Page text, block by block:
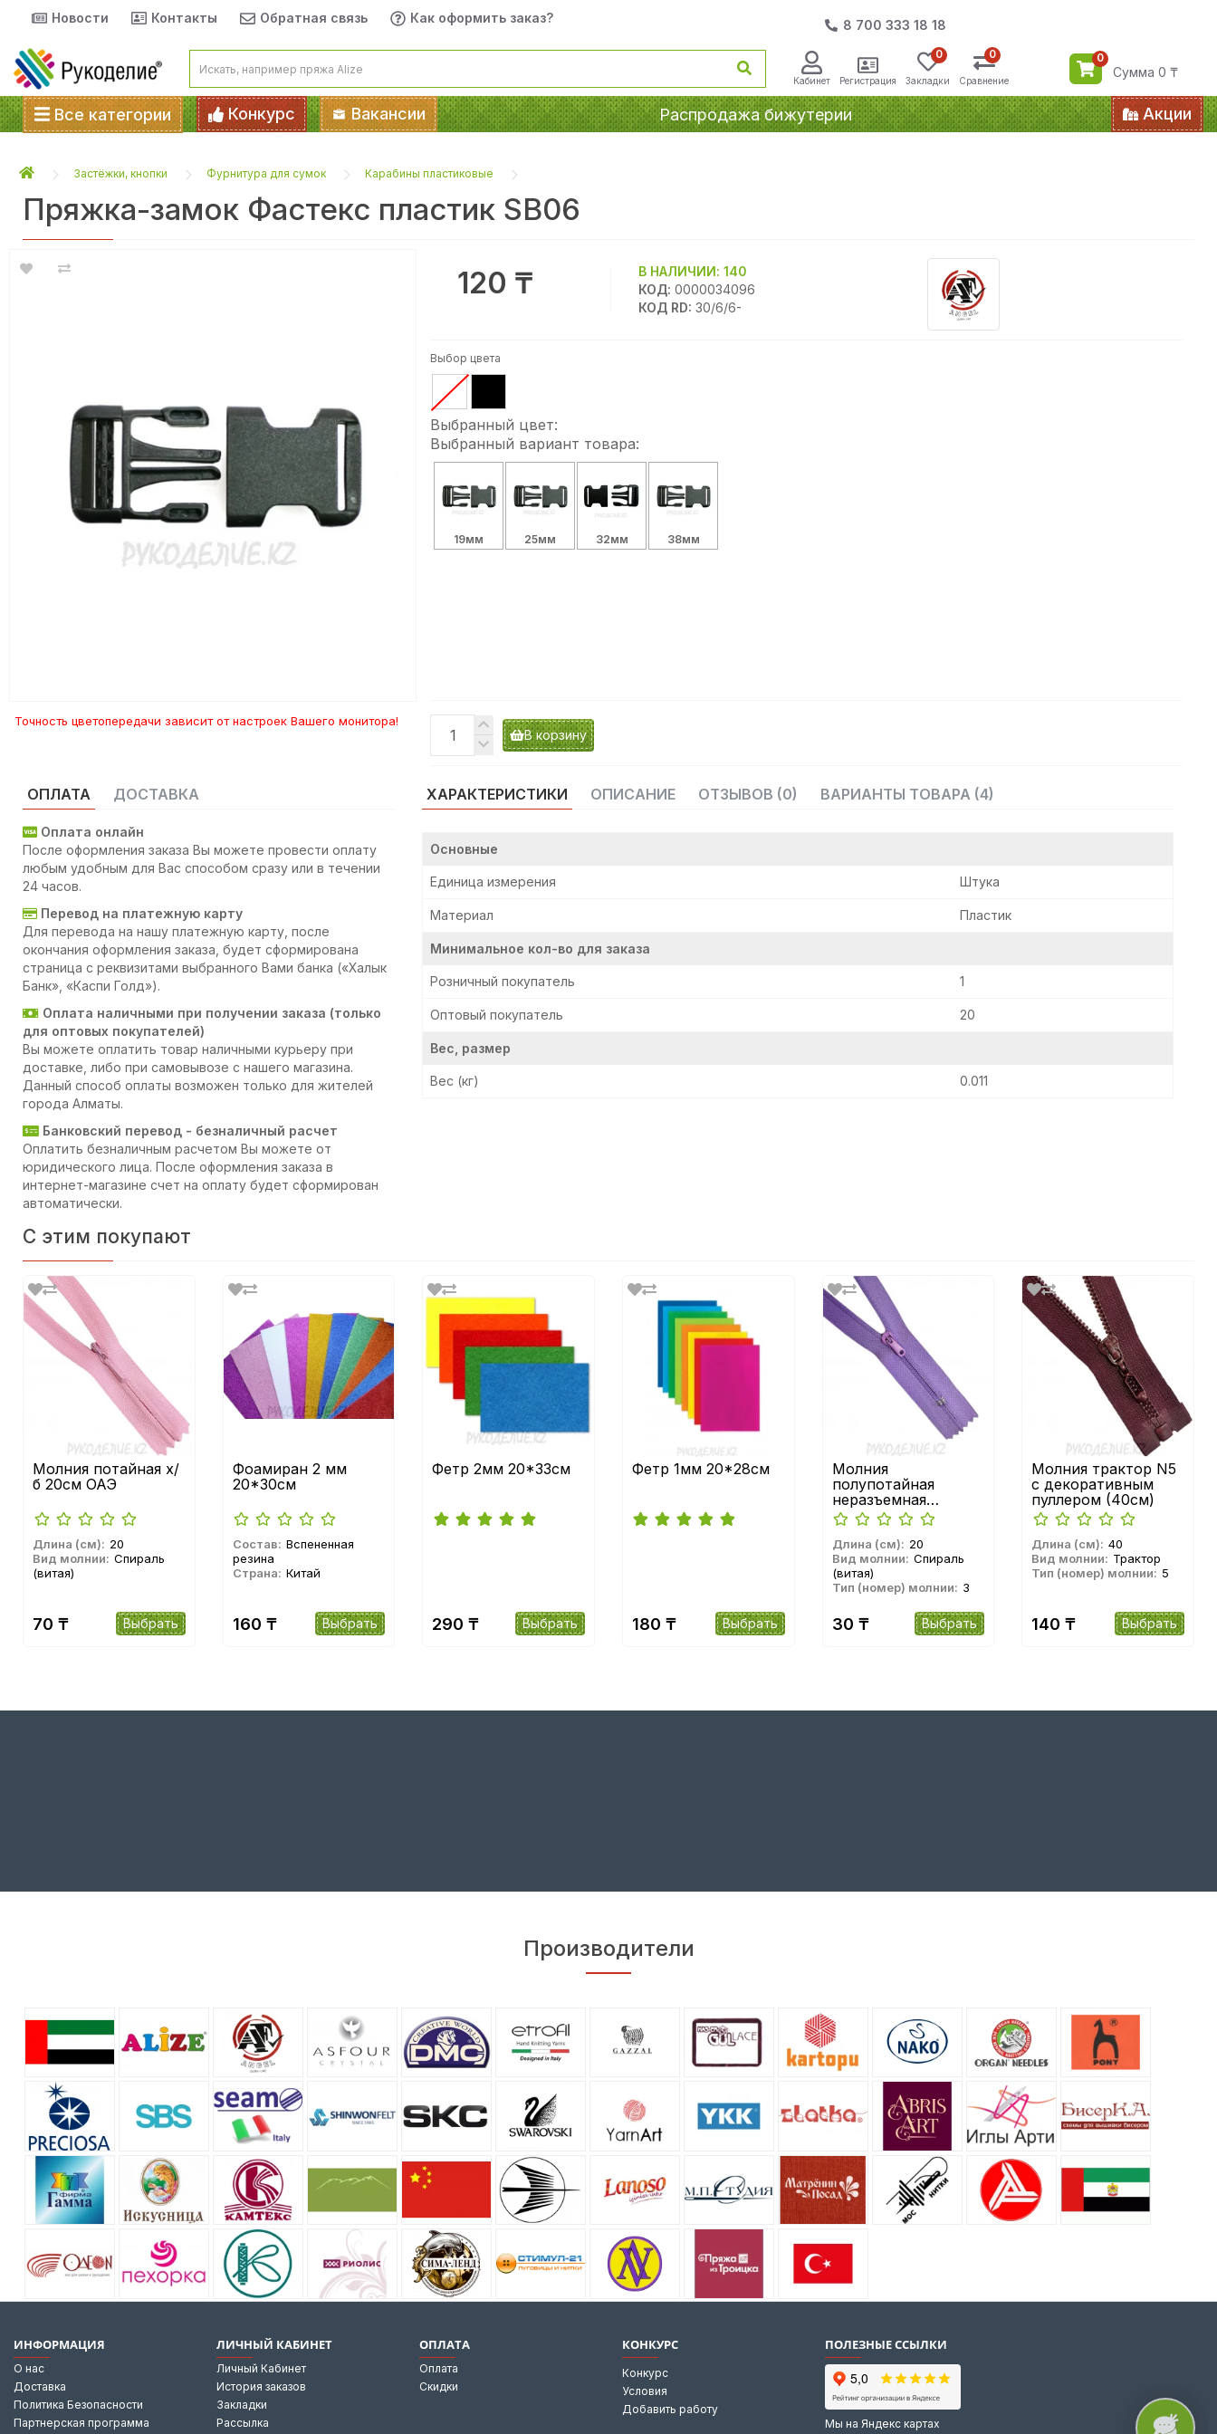
Новости Контакты Обратная связь Как оформить заказ? 8 700 333 18 18
Кабинет Регистрация Закладки
0
Сравнение
0 0
Сумма 0 ₸
Все категории Конкурс Вакансии Распродажа бижутерии Акции
Застёжки, кнопки Фурнитура для сумок Карабины пластиковые
Пряжка-замок Фастекс пластик SB06
Точность цветопередачи зависит от настроек Вашего монитора!
ОПЛАТА ДОСТАВКА
Оплата онлайн
После оформления заказа Вы можете провести оплату
любым удобным для Вас способом сразу или в течении
24 часов.
Перевод на платежную карту
Для перевода на нашу платежную карту, после
окончания оформления заказа, будет сформирована
страница с реквизитами выбранного Вами банка («Халык
Банк», «Каспи Голд»).
Оплата наличными при получении заказа (только
для оптовых покупателей)
Вы можете оплатить товар наличными курьеру при
доставке, либо при самовывозе с нашего магазина.
Данный способ оплаты возможен только для жителей
города Алматы.
Банковский перевод - безналичный расчет
Оплатить безналичным расчетом Вы можете от
юридического лица. После оформления заказа в
интернет-магазине счет на оплату будет сформирован
автоматически.
ХАРАКТЕРИСТИКИ ОПИСАНИЕ ОТЗЫВОВ (0) ВАРИАНТЫ ТОВАРА (4)
Основные
Единица измерения Штука
Материал Пластик
Минимальное кол-во для заказа
Розничный покупатель 1
Оптовый покупатель 20
Вес, размер
Вес (кг) 0.011
120 ₸ В НАЛИЧИИ:140
КОД: 0000034096
КОД RD: 30/6/6-
Выбор цвета
Выбранный цвет:
Выбранный вариант товара:
19мм 25мм 32мм 38мм
В корзину
С этим покупают
Молния потайная х/
б 20см ОАЭ
Длина (см): 20
Вид молнии: Спираль
(витая)
70 ₸ Выбрать
Фоамиран 2 мм
20*30см
Состав: Вспененная
резина
Страна: Китай
160 ₸ Выбрать
Фетр 2мм 20*33см
290 ₸ Выбрать
Фетр 1мм 20*28см
180 ₸ Выбрать
Молния
полупотайная
неразъемная
спираль N3 Китай
(20см)
Длина (см): 20
Вид молнии: Спираль
(витая)
Тип (номер) молнии: 3
30 ₸ Выбрать
Молния трактор N5
с декоративным
пуллером (40см)
Длина (см): 40
Вид молнии: Трактор
Тип (номер) молнии: 5
140 ₸ Выбрать
Производители
ИНФОРМАЦИЯ
О нас
Доставка
Политика Безопасности
Партнерская программа
ЛИЧНЫЙ КАБИНЕТ
Личный Кабинет
История заказов
Закладки
Рассылка
ОПЛАТА
Оплата
Скидки
КОНКУРС
Конкурс
Условия
Добавить работу
ПОЛЕЗНЫЕ ССЫЛКИ
Мы на Яндекс картах